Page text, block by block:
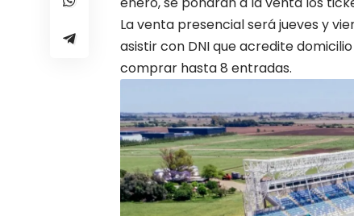
La venta presencial será jueves y
asistir con DNI que acredite
comprar hasta 8 entradas.